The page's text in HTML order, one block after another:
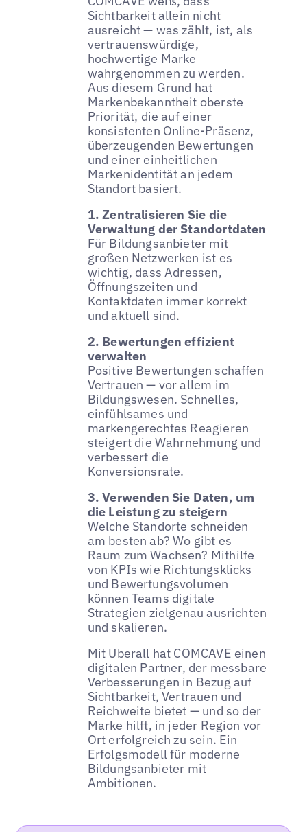
Sichtbarkeit allein nicht
ausreicht — was zählt, ist, als
vertrauenswürdige,
hochwertige Marke
wahrgenommen zu werden.
Aus diesem Grund hat
Markenbekanntheit oberste
Priorität, die auf einer
konsistenten Online-Präsenz,
überzeugenden Bewertungen
und einer einheitlichen
Markenidentität an jedem
Standort basiert.
1. Zentralisieren Sie die
Verwaltung der Standortdaten
Für Bildungsanbieter mit
großen Netzwerken ist es
wichtig, dass Adressen,
Öffnungszeiten und
Kontaktdaten immer korrekt
und aktuell sind.
2. Bewertungen effizient
verwalten
Positive Bewertungen schaffen
Vertrauen — vor allem im
Bildungswesen. Schnelles,
einfühlsames und
markengerechtes Reagieren
steigert die Wahrnehmung und
verbessert die
Konversionsrate.
3. Verwenden Sie Daten, um
die Leistung zu steigern
Welche Standorte schneiden
am besten ab? Wo gibt es
Raum zum Wachsen? Mithilfe
von KPIs wie Richtungsklicks
und Bewertungsvolumen
können Teams digitale
Strategien zielgenau ausrichten
und skalieren.
Mit Uberall hat COMCAVE einen
digitalen Partner, der messbare
Verbesserungen in Bezug auf
Sichtbarkeit, Vertrauen und
Reichweite bietet — und so der
Marke hilft, in jeder Region vor
Ort erfolgreich zu sein. Ein
Erfolgsmodell für moderne
Bildungsanbieter mit
Ambitionen.